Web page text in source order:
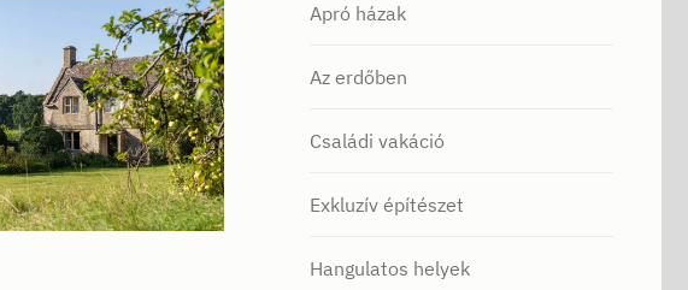
Apró házak
Az erdőben
Családi vakáció
Exkluzív építészet
Hangulatos helyek